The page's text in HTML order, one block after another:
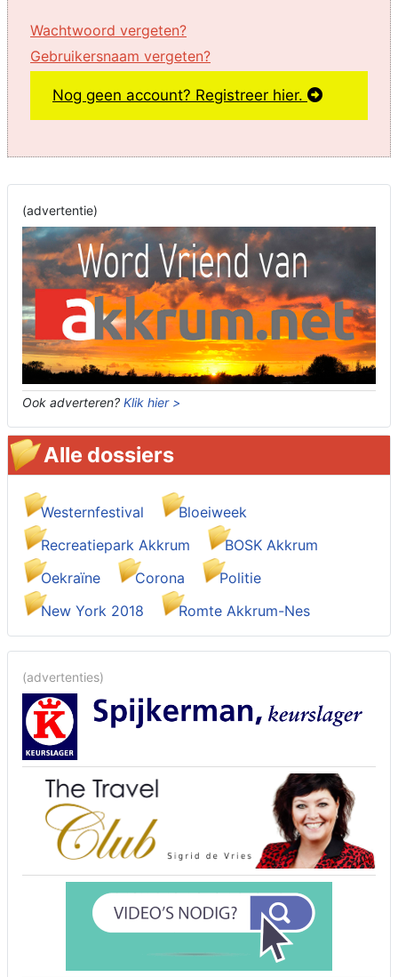
Wachtwoord vergeten?
Gebruikersnaam vergeten?
Nog geen account? Registreer hier.
(advertentie)
Ook adverteren? Klik hier >
Alle dossiers
Westernfestival
Bloeiweek
Recreatiepark Akkrum
BOSK Akkrum
Oekraïne
Corona
Politie
New York 2018
Romte Akkrum-Nes
(advertenties)